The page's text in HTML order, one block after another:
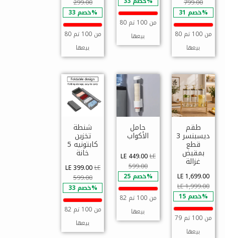
799.00
خصم 31%
80 من 100 تم
بيعها
80 من 100 تم
بيعها
299.00
خصم 33%
80 من 100 تم
بيعها
طقم
ديسبنسر 3
قطع
بمقبض
غزالة
LE 1,699.00
LE 1,999.00
خصم 15%
79 من 100 تم
بيعها
حامل
الأكواب
LE 449.00LE
599.00
خصم 25%
82 من 100 تم
بيعها
شنطة
تخزين
كابتونيه 5
خانة
LE 399.00LE
599.00
خصم 33%
82 من 100 تم
بيعها